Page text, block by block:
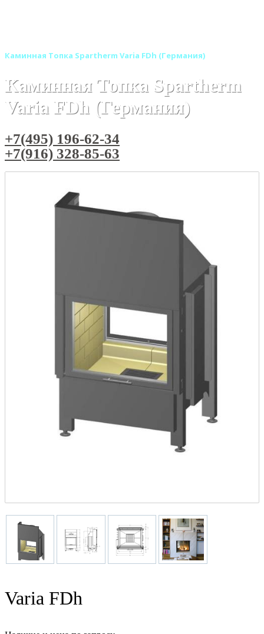
Каминная Топка Spartherm Varia FDh (Германия)
Каминная Топка Spartherm
Varia FDh (Германия)
+7(495) 196-62-34
+7(916) 328-85-63
Varia FDh